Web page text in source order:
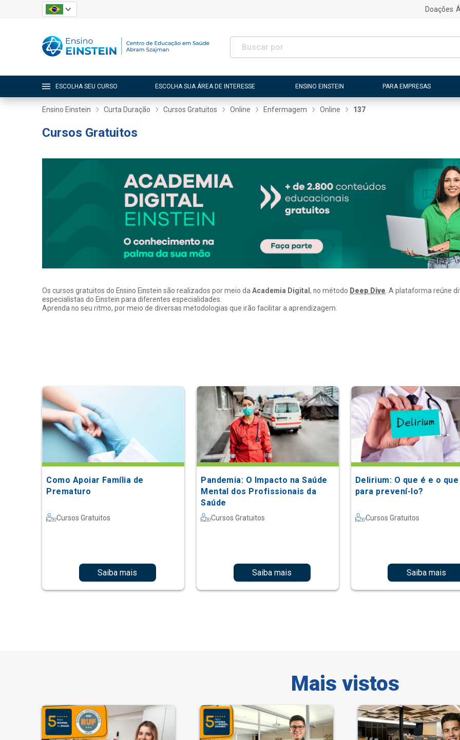
Doações
ESCOLHA SEU CURSO ESCOLHA SUA ÁREA DE INTERESSE ENSINO EINSTEIN PARA EMPRESAS
Ensino Einstein Curta Duração Cursos Gratuitos Online Enfermagem Online 137
Cursos Gratuitos
Os cursos gratuitos do Ensino Einstein são realizados por meio daAcademia Digital, no método Deep Dive. A plataforma reúne
especialistas do Einstein para diferentes especialidades.
Aprenda no seu ritmo, por meio de diversas metodologias que irão facilitar a aprendizagem.
Como Apoiar Família de
Prematuro
Cursos Gratuitos
Saiba mais
Pandemia: O Impacto na Saúde
Mental dos Profissionais da
Saúde
Cursos Gratuitos
Saiba mais
Delirium: O que é e o
para prevení-lo?
Cursos Gratuitos
Saiba mais
Mais vistos